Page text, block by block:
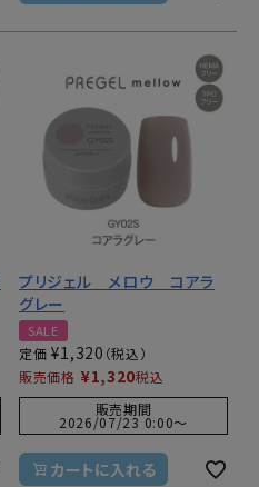
プリジェル メロウ コアラ
グレー
SALE
定価 ¥1,320
販売価格 ¥1,320税込
販売期間
2026/07/23 0:00〜
カートに入れる